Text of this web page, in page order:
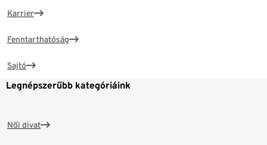
Karrier
Fenntarthatóság
Sajtó
Legnépszerűbb kategóriáink
Női divat